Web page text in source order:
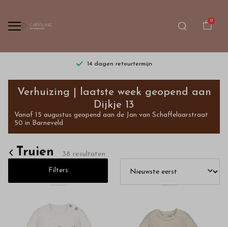
0
Gratis verzending vanaf €75,- | dinsdag t/m zaterdag
Truien
Bestel
kinderkleding
kwaliteit
Verhuizing | laatste week geopend aan
Dijkje 13
Vanaf 15 augustus geopend aan de Jan van Schaffelaarstraat
50 in Barneveld
Truien 38 resultaten
Filters